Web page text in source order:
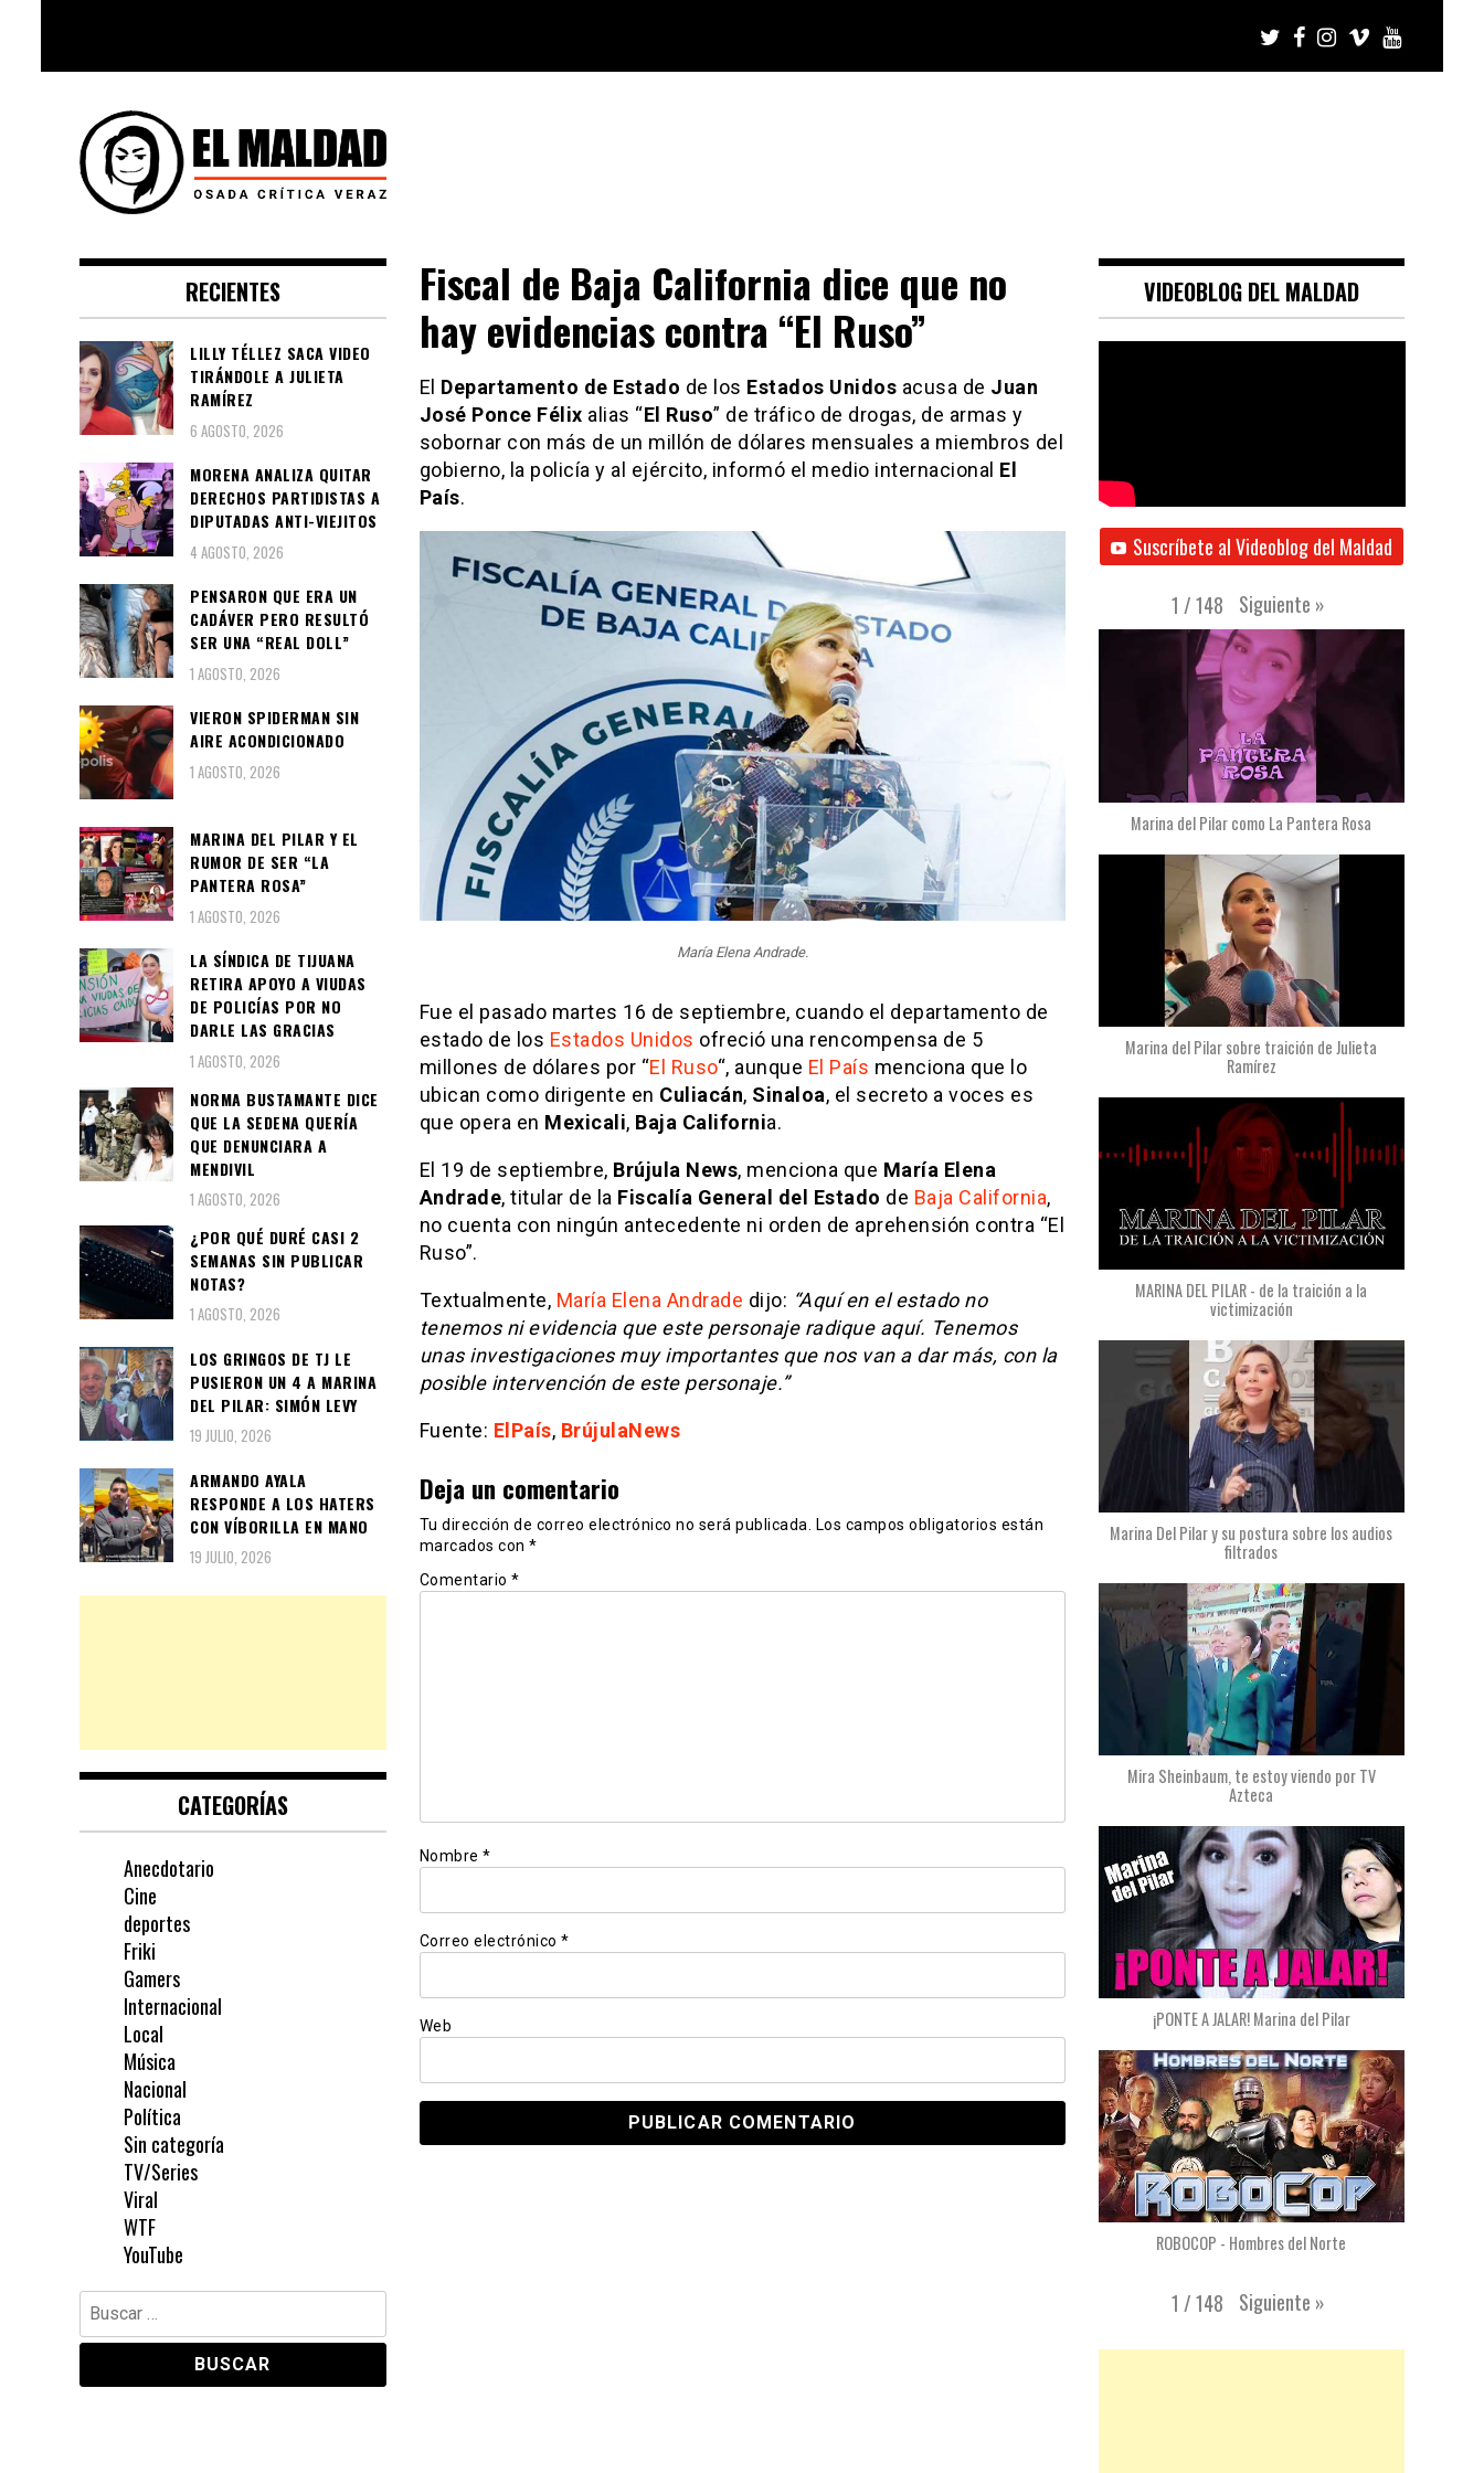
content
El Maldad
Música, Cine, TV, Series, Viral y
Fiscal de Baja California dice que no
hay evidencias contra “El Ruso”
El Departamento de Estado de los Estados Unidos acusa de Juan
José Ponce Félix alias “El Ruso” de tráfico de drogas, de armas y
sobornar con más de un millón de dólares mensuales a miembros del
gobierno, la policía y al ejército, informó el medio internacional El
País.
María Elena Andrade.
Fue el pasado martes 16 de septiembre, cuando el departamento de
estado de los Estados Unidos ofreció una rencompensa de 5
millones de dólares por “El Ruso“, aunque El País menciona que lo
ubican como dirigente en Culiacán, Sinaloa, el secreto a voces es
que opera en Mexicali, Baja California.
El 19 de septiembre, Brújula News, menciona que María Elena
Andrade, titular de la Fiscalía General del Estado de Baja California,
no cuenta con ningún antecedente ni orden de aprehensión contra “El
Ruso”.
Textualmente, María Elena Andrade dijo: “Aquí en el estado no
tenemos ni evidencia que este personaje radique aquí. Tenemos
unas investigaciones muy importantes que nos van a dar más, con la
posible intervención de este personaje.”
Fuente: ElPaís, BrújulaNews
Deja un comentario
Tu dirección de correo electrónico no será publicada. Los campos obligatorios están
marcados con *
Comentario *
Nombre *
Correo electrónico *
Web
RECIENTES
LILLY TÉLLEZ SACA VIDEO
TIRÁNDOLE A JULIETA
RAMÍREZ
6 AGOSTO, 2026
MORENA ANALIZA QUITAR
DERECHOS PARTIDISTAS A
DIPUTADAS ANTI-VIEJITOS
4 AGOSTO, 2026
PENSARON QUE ERA UN
CADÁVER PERO RESULTÓ
SER UNA “REAL DOLL”
1 AGOSTO, 2026
VIERON SPIDERMAN SIN
AIRE ACONDICIONADO
1 AGOSTO, 2026
MARINA DEL PILAR Y EL
RUMOR DE SER “LA
PANTERA ROSA”
1 AGOSTO, 2026
LA SÍNDICA DE TIJUANA
RETIRA APOYO A VIUDAS
DE POLICÍAS POR NO
DARLE LAS GRACIAS
1 AGOSTO, 2026
NORMA BUSTAMANTE DICE
QUE LA SEDENA QUERÍA
QUE DENUNCIARA A
MENDIVIL
1 AGOSTO, 2026
¿POR QUÉ DURÉ CASI 2
SEMANAS SIN PUBLICAR
NOTAS?
1 AGOSTO, 2026
LOS GRINGOS DE TJ LE
PUSIERON UN 4 A MARINA
DEL PILAR: SIMÓN LEVY
19 JULIO, 2026
ARMANDO AYALA
RESPONDE A LOS HATERS
CON VÍBORILLA EN MANO
19 JULIO, 2026
CATEGORÍAS
Anecdotario
Cine
deportes
Friki
Gamers
Internacional
Local
Música
Nacional
Política
Sin categoría
TV/Series
Viral
WTF
YouTube
Buscar:
VIDEOBLOG DEL MALDAD
Suscríbete al Videoblog del Maldad
1 /148 Siguiente »
Marina del Pilar como La Pantera Rosa
Marina del Pilar sobre traición de Julieta
Ramírez
MARINA DEL PILAR - de la traición a la
victimización
Marina Del Pilar y su postura sobre los audios
filtrados
Mira Sheinbaum, te estoy viendo por TV
Azteca
¡PONTE A JALAR! Marina del Pilar
ROBOCOP - Hombres del Norte
1 /148 Siguiente »